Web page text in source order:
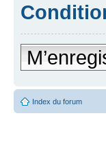
Index du forum